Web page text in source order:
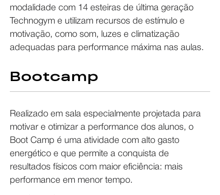
modalidade com 14 esteiras de última geração
Technogym e utilizam recursos de estímulo e
motivação, como som, luzes e climatização
adequadas para performance máxima nas aulas.
Bootcamp
Realizado em sala especialmente projetada para
motivar e otimizar a performance dos alunos, o
Boot Camp é uma atividade com alto gasto
energético e que permite a conquista de
resultados físicos com maior eficiência: mais
performance em menor tempo.